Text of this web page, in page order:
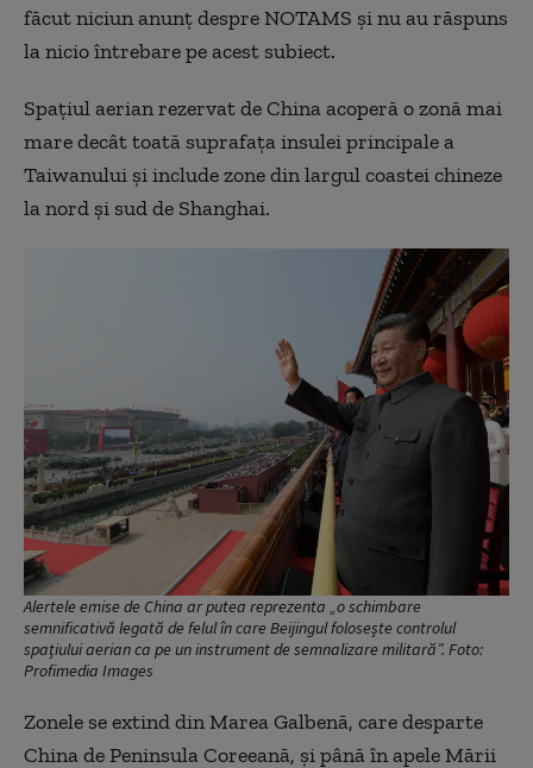
făcut niciun anunț despre NOTAMS și nu au răspuns
la nicio întrebare pe acest subiect.
Spațiul aerian rezervat de China acoperă o zonă mai
mare decât toată suprafața insulei principale a
Taiwanului și include zone din largul coastei chineze
la nord și sud de Shanghai.
Alertele emise de China ar putea reprezenta „o schimbare
semnificativă legată de felul în care Beijingul folosește controlul
spațiului aerian ca pe un instrument de semnalizare militară”. Foto:
Profimedia Images
Zonele se extind din Marea Galbenă, care desparte
China de Peninsula Coreeană, și până în apele Mării